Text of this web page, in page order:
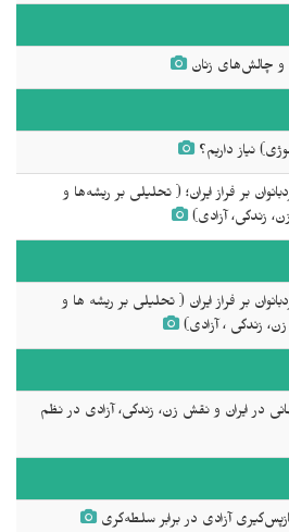
و چالش‌های زنان
نیاز داریم؟
بر فراز ایران؛ ( تحلیلی بر ریشه‌ها و
زندگی، آزادی)
بر فراز ایران ( تحلیلی بر ریشه ها و
زندگی ، آزادی)
در ایران و نقش زن، زندگی، آزادی در نظم
آزادی در برابر سلطه‌گری